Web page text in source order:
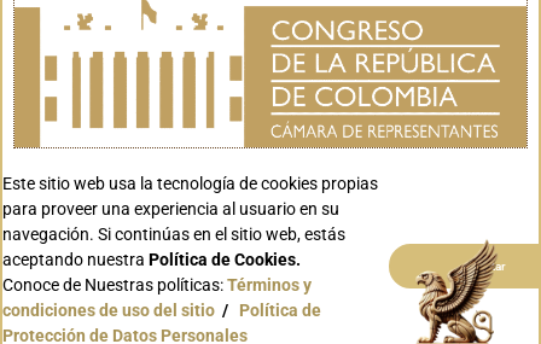
Instagram_@CamaraColombia
X_@CamaraColombia
Youtube_@CamaraColombia
Youtube_@CanalCongreso
Conoce GOV.CO
Este sitio web usa la tecnología de cookies propias
para proveer una experiencia al usuario en su
navegación. Si continúas en el sitio web, estás
aceptando nuestra Política de Cookies.
Conoce de Nuestras políticas:Términos y
condiciones de uso del sitio / Política de
Protección de Datos Personales
Aceptar